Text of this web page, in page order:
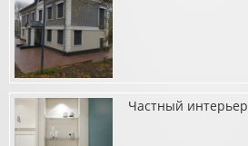
о Фасад частного домаЧастный интерьер